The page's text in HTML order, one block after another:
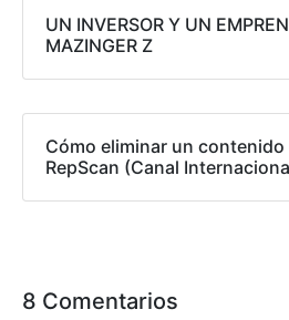
UN INVERSOR Y UN
MAZINGER Z
Cómo eliminar un
RepScan (Canal
8 Comentarios